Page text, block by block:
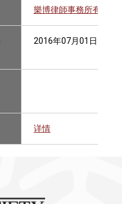
樂博律師事務所有限法
2016年07月01日
详情